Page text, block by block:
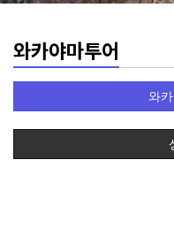
와카야마투어
와